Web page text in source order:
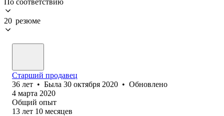
20 резюме
Старший продавец
36 лет • Была 30 октября 2020 • Обновлено
4 марта 2020
Общий опыт
13 лет 10 месяцев